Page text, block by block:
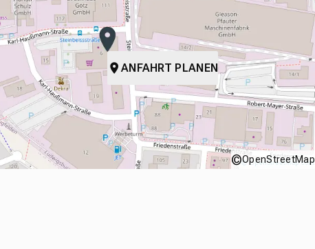
ANFAHRT PLANEN
©OpenStreetMap